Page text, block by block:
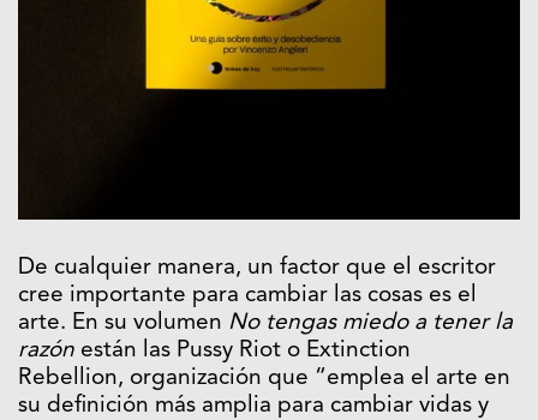
De cualquier manera, un factor que el escritor
cree importante para cambiar las cosas es el
arte. En su volumen No tengas miedo a tener la
razón están las Pussy Riot o Extinction
Rebellion, organización que “emplea el arte en
su definición más amplia para cambiar vidas y